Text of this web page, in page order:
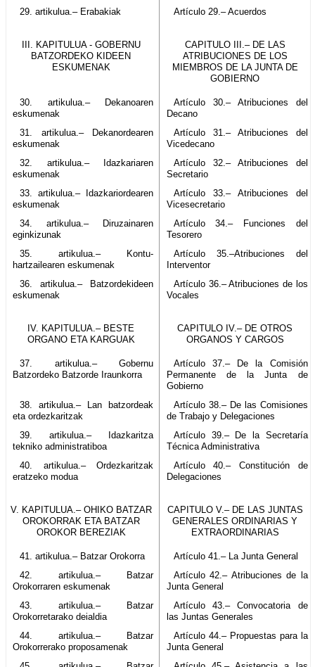
29. artikulua.– Erabakiak
Artículo 29.– Acuerdos
III. KAPITULUA - GOBERNU
BATZORDEKO KIDEEN
ESKUMENAK
CAPITULO III.– DE LAS
ATRIBUCIONES DE LOS
MIEMBROS DE LA JUNTA DE
GOBIERNO
30. artikulua.– Dekanoaren
eskumenak
Artículo 30.– Atribuciones del
Decano
31. artikulua.– Dekanordearen
eskumenak
Artículo 31.– Atribuciones del
Vicedecano
32. artikulua.– Idazkariaren
eskumenak
Artículo 32.– Atribuciones del
Secretario
33. artikulua.– Idazkariordearen
eskumenak
Artículo 33.– Atribuciones del
Vicesecretario
34. artikulua.– Diruzainaren
eginkizunak
Artículo 34.– Funciones del
Tesorero
35. artikulua.– Kontu-
hartzailearen eskumenak
Artículo 35.–Atribuciones del
Interventor
36. artikulua.– Batzordekideen
eskumenak
Artículo 36.– Atribuciones de los
Vocales
IV. KAPITULUA.– BESTE
ORGANO ETA KARGUAK
CAPITULO IV.– DE OTROS
ORGANOS Y CARGOS
37. artikulua.– Gobernu
Batzordeko Batzorde Iraunkorra
Artículo 37.– De la Comisión
Permanente de la Junta de
Gobierno
38. artikulua.– Lan batzordeak
eta ordezkaritzak
Artículo 38.– De las Comisiones
de Trabajo y Delegaciones
39. artikulua.– Idazkaritza
tekniko administratiboa
Artículo 39.– De la Secretaría
Técnica Administrativa
40. artikulua.– Ordezkaritzak
eratzeko modua
Artículo 40.– Constitución de
Delegaciones
V. KAPITULUA.– OHIKO BATZAR
OROKORRAK ETA BATZAR
OROKOR BEREZIAK
CAPITULO V.– DE LAS JUNTAS
GENERALES ORDINARIAS Y
EXTRAORDINARIAS
41. artikulua.– Batzar Orokorra
Artículo 41.– La Junta General
42. artikulua.– Batzar
Orokorraren eskumenak
Artículo 42.– Atribuciones de la
Junta General
43. artikulua.– Batzar
Orokorretarako deialdia
Artículo 43.– Convocatoria de
las Juntas Generales
44. artikulua.– Batzar
Orokorrerako proposamenak
Artículo 44.– Propuestas para la
Junta General